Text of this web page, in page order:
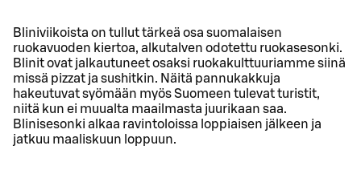
Bliniviikoista on tullut tärkeä osa suomalaisen
ruokavuoden kiertoa, alkutalven odotettu ruokasesonki.
Blinit ovat jalkautuneet osaksi ruokakulttuuriamme siinä
missä pizzat ja sushitkin. Näitä pannukakkuja
hakeutuvat syömään myös Suomeen tulevat turistit,
niitä kun ei muualta maailmasta juurikaan saa.
Blinisesonki alkaa ravintoloissa loppiaisen jälkeen ja
jatkuu maaliskuun loppuun.